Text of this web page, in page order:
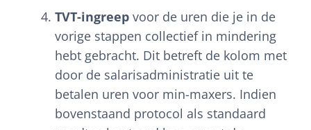
TVT-ingreep voor de uren die je in de
vorige stappen collectief in mindering
hebt gebracht. Dit betreft de kolom met
door de salarisadministratie uit te
betalen uren voor min-maxers. Indien
bovenstaand protocol als standaard